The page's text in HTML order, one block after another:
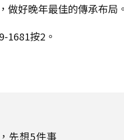
做好晚年最佳的傳承布局。
1681按2。
先想5件事